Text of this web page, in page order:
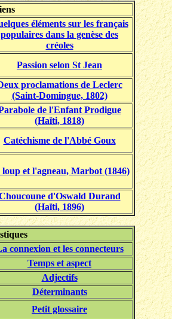
éléments sur les français
populaires dans la genèse des
créoles
Passion selon St Jean
proclamations de Leclerc
(Saint-Domingue, 1802)
de l'Enfant Prodigue
(Haïti, 1818)
Catéchisme de l'Abbé Goux
loup et l'agneau, Marbot (1846)
d'Oswald Durand
(Haïti, 1896)
connexion et les connecteurs
Temps et aspect
Adjectifs
Déterminants
Petit glossaire